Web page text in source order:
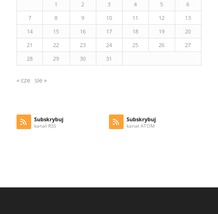
1
2 3 4 5
6
7
8 9 10 11 12
13
14
15 16 17 18 19
20
21
22 23 24 25 26
27
28
29 30 31
« cze sie »
Subskrybuj
kanał RSS
Subskrybuj
kanał ATOM